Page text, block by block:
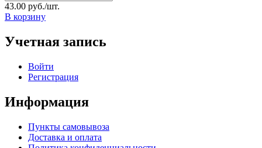
43.00 руб./шт.
В корзину
Учетная запись
Войти
Регистрация
Информация
Пункты самовывоза
Доставка и оплата